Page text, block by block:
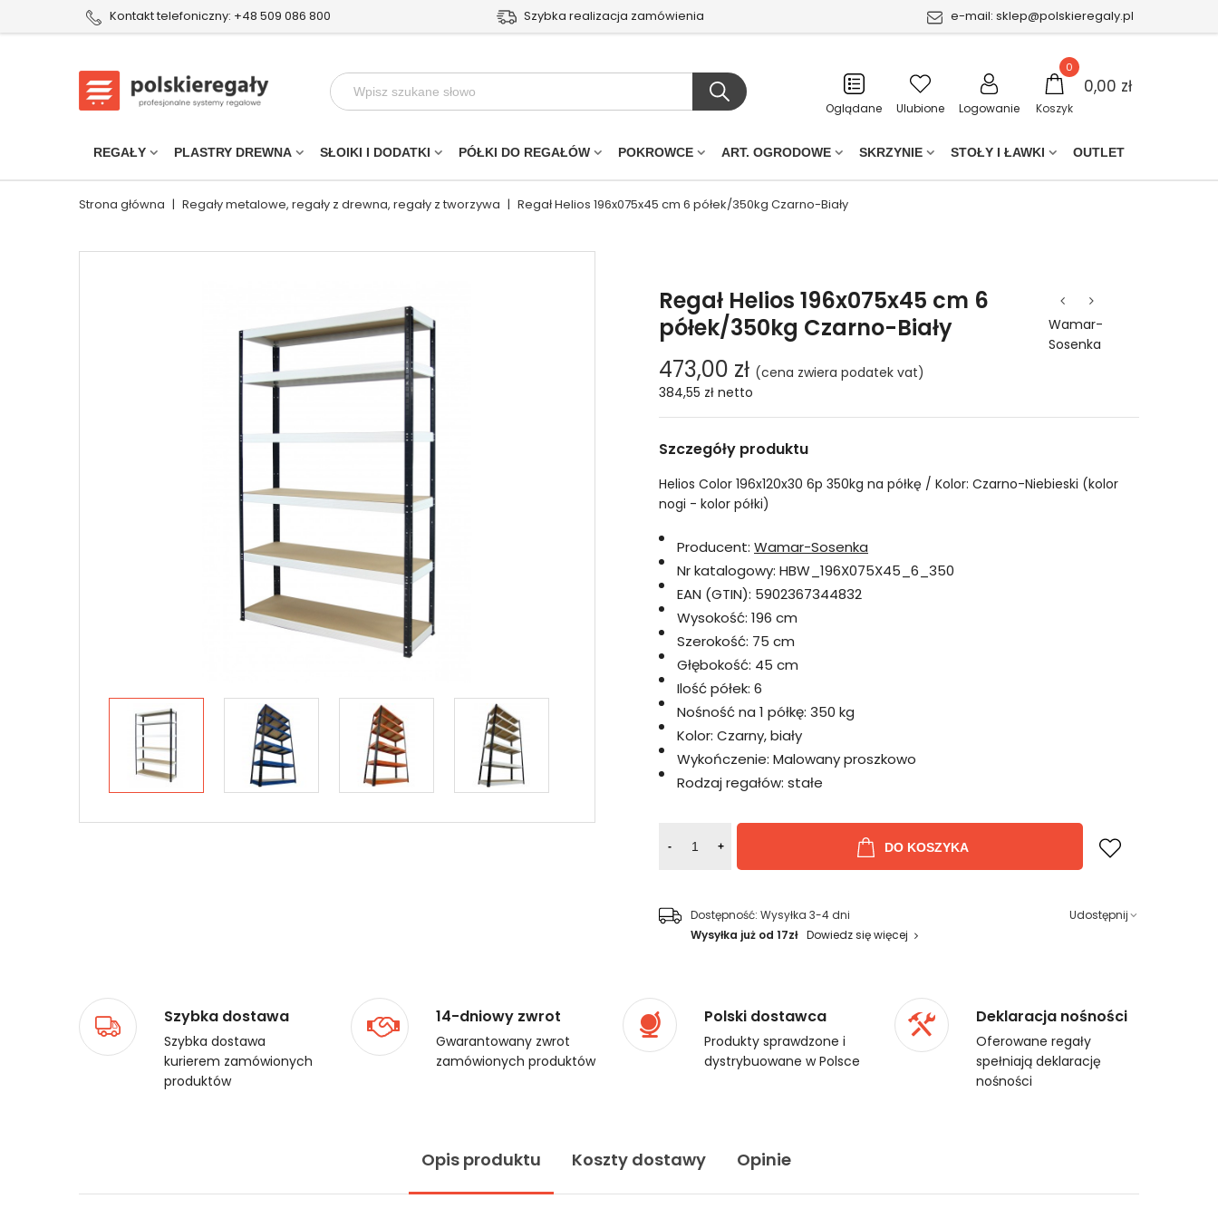
Kontakt telefoniczny: +48 509 086 800 Szybka realizacja zamówienia e-mail: sklep@polskieregaly.pl
Oglądane Ulubione Logowanie Koszyk
0
0,00 zł
REGAŁY PLASTRY DREWNA SŁOIKI I DODATKI PÓŁKI DO REGAŁÓW POKROWCE ART. OGRODOWE SKRZYNIE STOŁY I ŁAWKI OUTLET
Strona główna | Regały metalowe, regały z drewna, regały z tworzywa | Regał Helios 196x075x45 cm 6 półek/350kg Czarno-Biały
Regał Helios 196x075x45 cm 6
półek/350kg Czarno-Biały
Wamar-
Sosenka
473,00 zł (cena zwiera podatek vat)
384,55 zł netto
Szczegóły produktu
Helios Color 196x120x30 6p 350kg na półkę / Kolor: Czarno-Niebieski (kolor
nogi - kolor półki)
Producent: Wamar-Sosenka
Nr katalogowy: HBW_196X075X45_6_350
EAN (GTIN): 5902367344832
Wysokość: 196 cm
Szerokość: 75 cm
Głębokość: 45 cm
Ilość półek: 6
Nośność na 1 półkę: 350 kg
Kolor: Czarny, biały
Wykończenie: Malowany proszkowo
Rodzaj regałów: stałe
- + DO KOSZYKA
Dostępność: Wysyłka 3-4 dni
Wysyłka już od 17zł Dowiedz się więcej
Udostępnij
Szybka dostawa
Szybka dostawa
kurierem zamówionych
produktów
14-dniowy zwrot
Gwarantowany zwrot
zamówionych produktów
Polski dostawca
Produkty sprawdzone i
dystrybuowane w Polsce
Deklaracja nośności
Oferowane regały
spełniają deklarację
nośności
Opis produktu Koszty dostawy Opinie